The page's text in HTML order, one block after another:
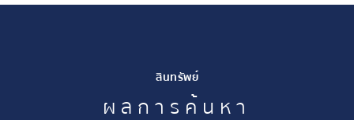
สินทรัพย์
ผลการค้นหา